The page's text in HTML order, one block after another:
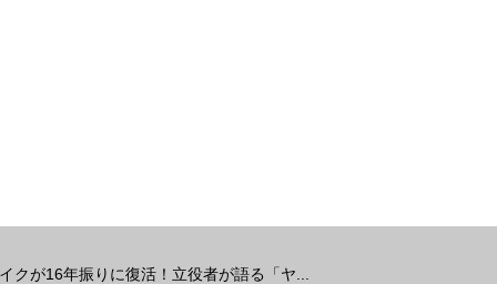
クが16年振りに復活！立役者が語る「ヤ...